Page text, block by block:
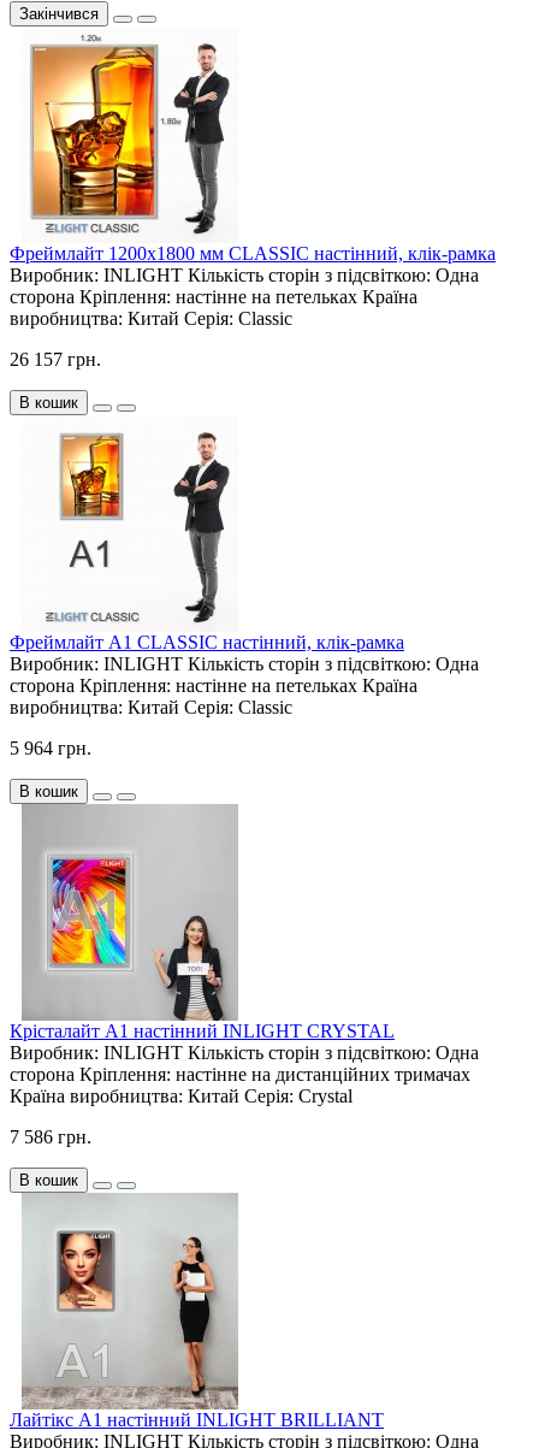
Закінчився
Фреймлайт 1200х1800 мм CLASSIC настінний, клік-рамка
Виробник: INLIGHT Кількість сторін з підсвіткою: Одна
сторона Кріплення: настінне на петельках Країна
виробництва: Китай Серія: Classic
26 157 грн.
В кошик
Фреймлайт А1 CLASSIC настінний, клік-рамка
Виробник: INLIGHT Кількість сторін з підсвіткою: Одна
сторона Кріплення: настінне на петельках Країна
виробництва: Китай Серія: Classic
5 964 грн.
В кошик
Крісталайт А1 настінний INLIGHT CRYSTAL
Виробник: INLIGHT Кількість сторін з підсвіткою: Одна
сторона Кріплення: настінне на дистанційних тримачах
Країна виробництва: Китай Серія: Crystal
7 586 грн.
В кошик
Лайтікс А1 настінний INLIGHT BRILLIANT
Виробник: INLIGHT Кількість сторін з підсвіткою: Одна